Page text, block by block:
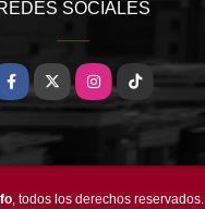
SOCIALES
X Instagram
TikTok
, todos los derechos reservados.